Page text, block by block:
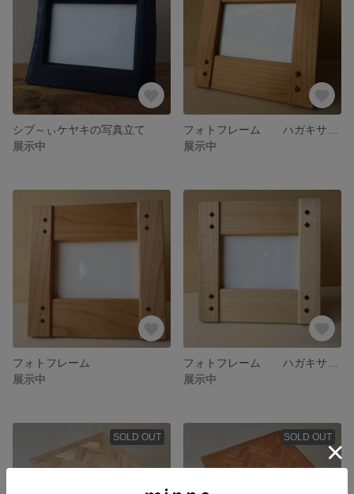
シブ～ぃケヤキの写真立て
展示中
展示中
フォトフレーム
展示中
展示中
SOLD OUT SOLD OUT